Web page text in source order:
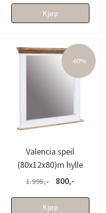
Kjøp
-60%
Valencia speil
(80x12x80)m hylle
1.995,- 800,-
Kjøp